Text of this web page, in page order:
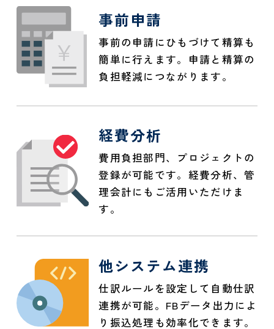
事前申請
事前の申請にひもづけて精算も
簡単に行えます。申請と精算の
負担軽減につながります。
経費分析
費用負担部門、プロジェクトの
登録が可能です。経費分析、管
理会計にもご活用いただけま
す。
他システム連携
仕訳ルールを設定して自動仕訳
連携が可能。FBデータ出力によ
り振込処理も効率化できます。